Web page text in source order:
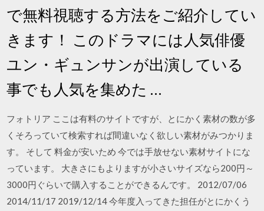
で無料視聴する方法をご紹介してい
きます！ このドラマには人気俳優
ユン・ギュンサンが出演している
事でも人気を集めた …
フォトリア ここは有料のサイトですが、とにかく素材の数が多
くそろっていて検索すれば間違いなく欲しい素材がみつかりま
す。 そして 料金が安いため 今では手放せない素材サイトにな
っています。 大きさにもよりますが小さいサイズなら200円～
3000円ぐらいで購入することができるんです。 2012/07/06
2014/11/17 2019/12/14 今年度入ってきた担任がとにかくう